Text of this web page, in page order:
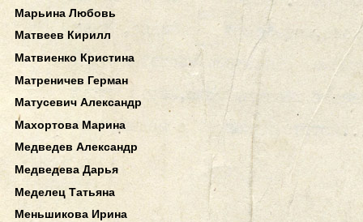
Марьина Любовь
Матвеев Кирилл
Матвиенко Кристина
Матреничев Герман
Матусевич Александр
Махортова Марина
Медведев Александр
Медведева Дарья
Меделец Татьяна
Меньшикова Ирина